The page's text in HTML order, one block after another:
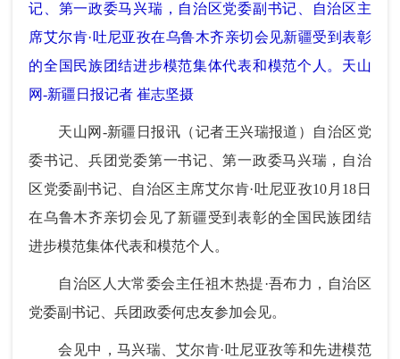
记、第一政委马兴瑞，自治区党委副书记、自治区主
席艾尔肯·吐尼亚孜在乌鲁木齐亲切会见新疆受到表彰
的全国民族团结进步模范集体代表和模范个人。天山
网-新疆日报记者 崔志坚摄
天山网-新疆日报讯（记者王兴瑞报道）自治区党
委书记、兵团党委第一书记、第一政委马兴瑞，自治
区党委副书记、自治区主席艾尔肯·吐尼亚孜10月18日
在乌鲁木齐亲切会见了新疆受到表彰的全国民族团结
进步模范集体代表和模范个人。
自治区人大常委会主任祖木热提·吾布力，自治区
党委副书记、兵团政委何忠友参加会见。
会见中，马兴瑞、艾尔肯·吐尼亚孜等和先进模范